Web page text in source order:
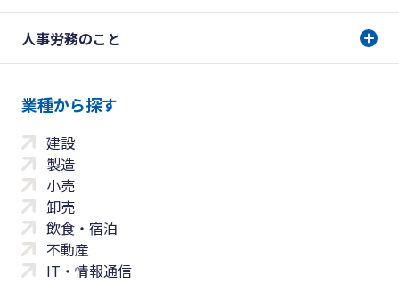
人事労務のこと
業種から探す
建設
製造
小売
卸売
飲食・宿泊
不動産
IT・情報通信